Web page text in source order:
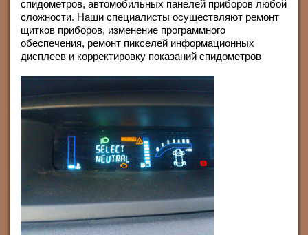
спидометров, автомобильных панелей приборов любой
сложности. Наши специалисты осуществляют ремонт
щитков приборов, изменение программного
обеспечения, ремонт пикселей информационных
дисплеев и корректировку показаний спидометров